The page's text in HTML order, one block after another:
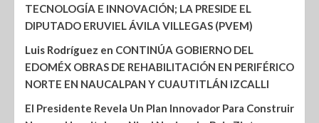
TECNOLOGÍA E INNOVACIÓN; LA PRESIDE EL
DIPUTADO ERUVIEL ÁVILA VILLEGAS (PVEM)
Luis Rodríguez en CONTINÚA GOBIERNO DEL
EDOMÉX OBRAS DE REHABILITACIÓN EN PERIFÉRICO
NORTE EN NAUCALPAN Y CUAUTITLÁN IZCALLI
El Presidente Revela Un Plan Innovador Para Construir